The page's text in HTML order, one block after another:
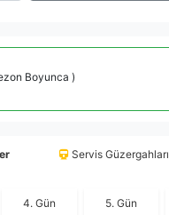
Boyunca )
Servis Güzergahları
4. Gün 5. Gün